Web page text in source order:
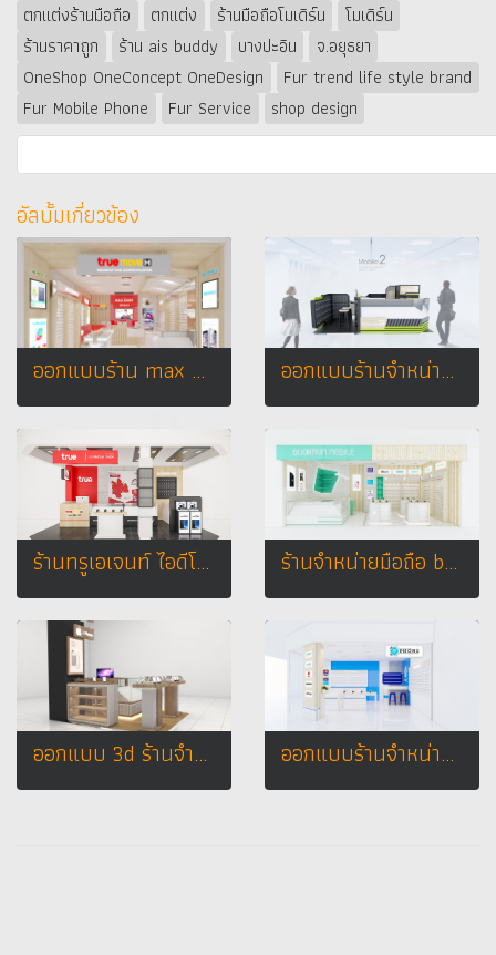
ตกแต่งร้านมือถือ
ตกแต่ง ร้านมือถือโมเดิร์น
โมเดิร์น
ร้านราคาถูก
ร้าน ais buddy บางปะอิน
จ.อยุธยา
OneShop OneConcept OneDesign
Fur trend life style brand
Fur Mobile Phone
Fur Service shop design
อัลบั้มเกี่ยวข้อง
ออกแบบร้าน max phone บิ๊กซี จ.ปราจีนบุรี ออกแบบร้านจำหน่ายมือถือ ร้าน Mobile 2
ร้านทรูเอเจนท์ ไอดีโฟนช็อป เทสโก้ โลตัส อ.กุฉินารายณ์ จ.กาฬสินธุ์ ร้านจำหน่ายมือถือ boonaum phone
ออกแบบ 3d ร้านจำหน่ายมือถือ ร้าน samsung corner พัทยา จ.ชลบุรี ออกแบบร้านจำหน่ายมือถือ ร้าน pp phone เทสโก้โลตัส อ. สมเด็จ จ.กาฬสินธุ์